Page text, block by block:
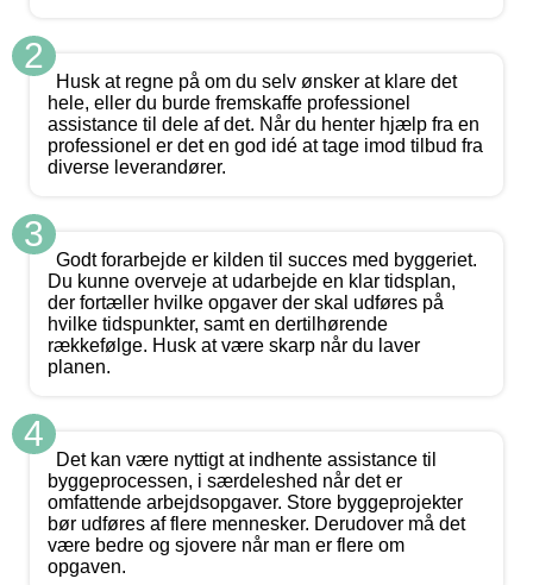
2
Husk at regne på om du selv ønsker at klare det
hele, eller du burde fremskaffe professionel
assistance til dele af det. Når du henter hjælp fra en
professionel er det en god idé at tage imod tilbud fra
diverse leverandører.
3
Godt forarbejde er kilden til succes med byggeriet.
Du kunne overveje at udarbejde en klar tidsplan,
der fortæller hvilke opgaver der skal udføres på
hvilke tidspunkter, samt en dertilhørende
rækkefølge. Husk at være skarp når du laver
planen.
4
Det kan være nyttigt at indhente assistance til
byggeprocessen, i særdeleshed når det er
omfattende arbejdsopgaver. Store byggeprojekter
bør udføres af flere mennesker. Derudover må det
være bedre og sjovere når man er flere om
opgaven.